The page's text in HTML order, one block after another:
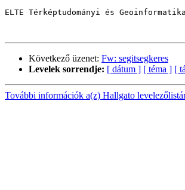
ELTE Térképtudományi és
Következő üzenet: Fw: segitsegkeres
Levelek sorrendje: [ dátum ] [ téma ] [
További információk a(z) Hallgato